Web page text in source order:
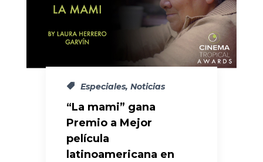
Especiales, Noticias
“La mami” gana
Premio a Mejor
película
latinoamericana en